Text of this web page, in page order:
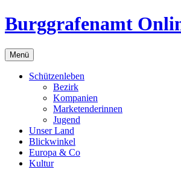
Burggrafenamt
Menü
Schützenleben
Bezirk
Kompanien
Marketenderinnen
Jugend
Unser Land
Blickwinkel
Europa & Co
Kultur